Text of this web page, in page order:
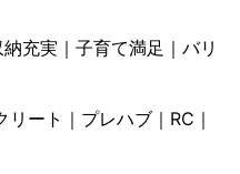
充実｜子育て満足｜バリ
ート｜プレハブ｜RC｜